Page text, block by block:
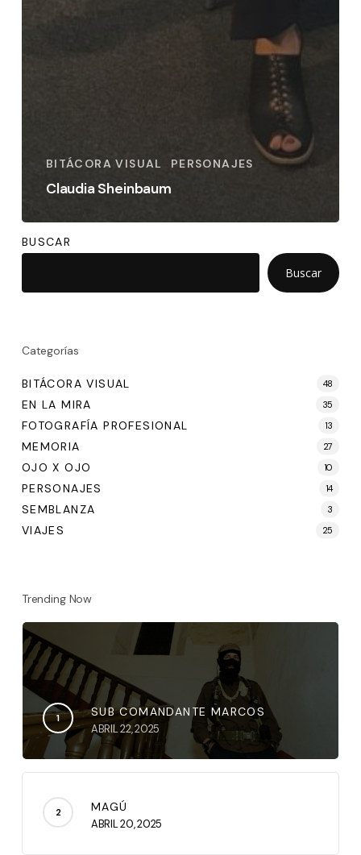
BITÁCORA VISUAL PERSONAJES
Claudia Sheinbaum
BUSCAR
Buscar
Categorías
BITÁCORA VISUAL 48
EN LA MIRA 35
FOTOGRAFÍA PROFESIONAL 13
MEMORIA 27
OJO X OJO 10
PERSONAJES 14
SEMBLANZA 3
VIAJES 25
Trending Now
SUB COMANDANTE MARCOS
ABRIL 22, 2025
MAGÚ
ABRIL 20, 2025